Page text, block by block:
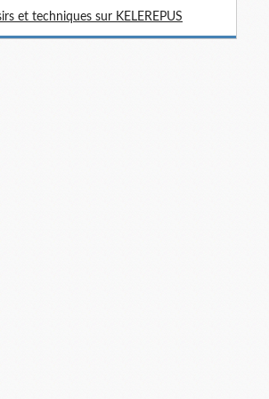
et techniques sur KELEREPUS